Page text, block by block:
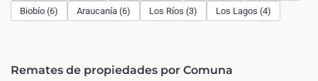
Biobío (6)
Araucanía (6) Los Ríos (3) Los Lagos (4)
Remates de propiedades por Comuna